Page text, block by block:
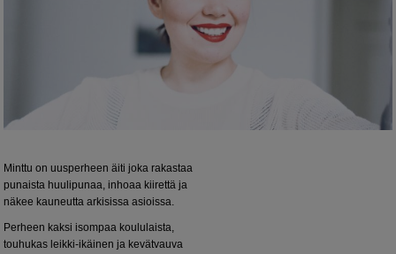
Minttu on uusperheen äiti joka rakastaa
punaista huulipunaa, inhoaa kiirettä ja
näkee kauneutta arkisissa asioissa.
Perheen kaksi isompaa koululaista,
touhukas leikki-ikäinen ja kevätvauva